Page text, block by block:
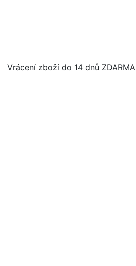
Vrácení zboží do 14 dnů ZDARMA